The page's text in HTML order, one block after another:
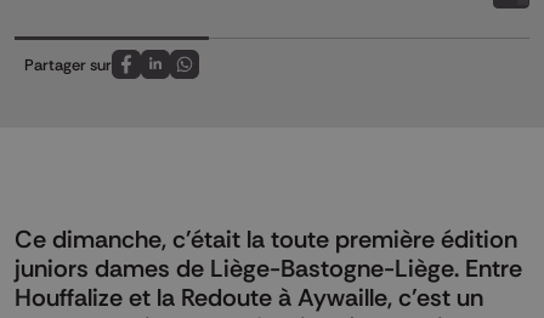
Partager sur
Partagez sur FaceBook
Partagez sur LinkedIn
Partagez sur Whatsapp
Ce dimanche, c'était la toute première édition
juniors dames de Liège-Bastogne-Liège. Entre
Houffalize et la Redoute à Aywaille, c'est un